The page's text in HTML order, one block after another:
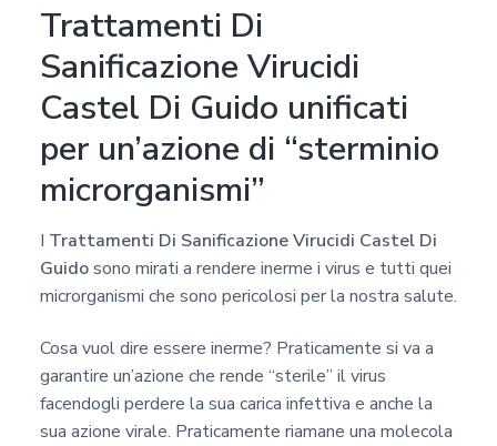
Trattamenti Di
Sanificazione Virucidi
Castel Di Guido unificati
per un’azione di “sterminio
microrganismi”
I Trattamenti Di Sanificazione Virucidi Castel Di
Guidosono mirati a rendere inerme i virus e tutti quei
microrganismi che sono pericolosi per la nostra salute.
Cosa vuol dire essere inerme? Praticamente si va a
garantire un’azione che rende “sterile” il virus
facendogli perdere la sua carica infettiva e anche la
sua azione virale. Praticamente riamane una molecola